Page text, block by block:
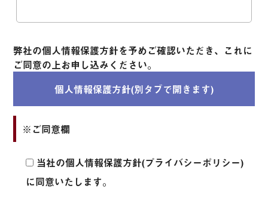
弊社の個人情報保護方針を予めご確認いただき、これに
ご同意の上お申し込みください。
個人情報保護方針(別タブで開きます)
※ご同意欄
当社の個人情報保護方針(プライバシーポリシー)
に同意いたします。